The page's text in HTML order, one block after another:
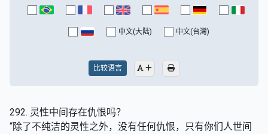
中文(大陆) 中文(台灣)
比较语言
292. 灵性中间存在仇恨吗？
“除了不纯洁的灵性之外，没有任何仇恨，只有你们人世间